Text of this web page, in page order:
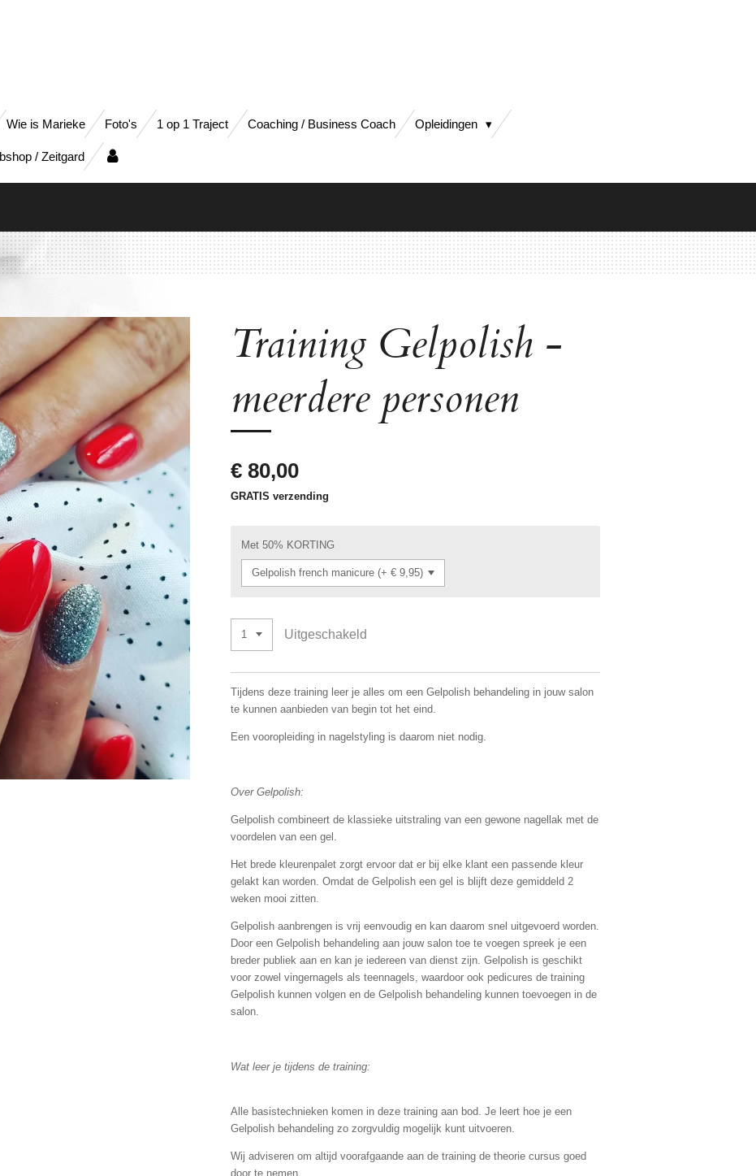
Wie is Marieke Foto's 1 op 1 Traject Coaching / Business Coach Opleidingen
/ Zeitgard
Training Gelpolish -
meerdere personen
€ 80,00
GRATIS verzending
Met 50% KORTING
Uitgeschakeld
Tijdens deze training leer je alles om een Gelpolish behandeling in jouw salon
te kunnen aanbieden van begin tot het eind.
Een vooropleiding in nagelstyling is daarom niet nodig.
Over Gelpolish:
Gelpolish combineert de klassieke uitstraling van een gewone nagellak met de
voordelen van een gel.
Het brede kleurenpalet zorgt ervoor dat er bij elke klant een passende kleur
gelakt kan worden. Omdat de Gelpolish een gel is blijft deze gemiddeld 2
weken mooi zitten.
Gelpolish aanbrengen is vrij eenvoudig en kan daarom snel uitgevoerd worden.
Door een Gelpolish behandeling aan jouw salon toe te voegen spreek je een
breder publiek aan en kan je iedereen van dienst zijn. Gelpolish is geschikt
voor zowel vingernagels als teennagels, waardoor ook pedicures de training
Gelpolish kunnen volgen en de Gelpolish behandeling kunnen toevoegen in de
salon.
Wat leer je tijdens de training:
Alle basistechnieken komen in deze training aan bod. Je leert hoe je een
Gelpolish behandeling zo zorgvuldig mogelijk kunt uitvoeren.
Wij adviseren om altijd voorafgaande aan de training de theorie cursus goed
door te nemen.